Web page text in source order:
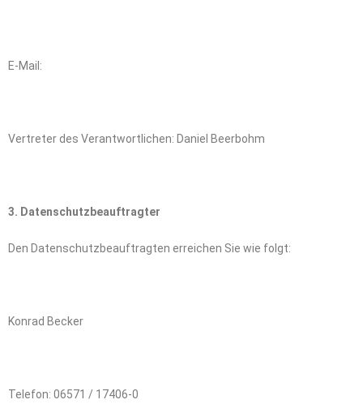
E-Mail:
Vertreter des Verantwortlichen: Daniel Beerbohm
3. Datenschutzbeauftragter
Den Datenschutzbeauftragten erreichen Sie wie folgt:
Konrad Becker
Telefon: 06571 / 17406-0